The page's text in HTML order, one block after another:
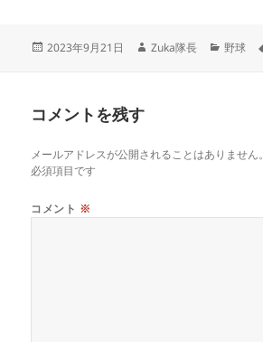
投
2023年9月21日
作
Zuka隊長
カ
野球
コメントを残す
メールアドレスが公開されることはありません。
必須項目です
コメント ※